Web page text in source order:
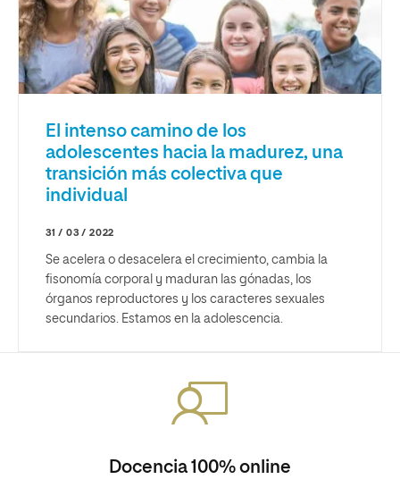
El intenso camino de los
adolescentes hacia la madurez, una
transición más colectiva que
individual
31 / 03 / 2022
Se acelera o desacelera el crecimiento, cambia la
fisonomía corporal y maduran las gónadas, los
órganos reproductores y los caracteres sexuales
secundarios. Estamos en la adolescencia.
Docencia 100% online